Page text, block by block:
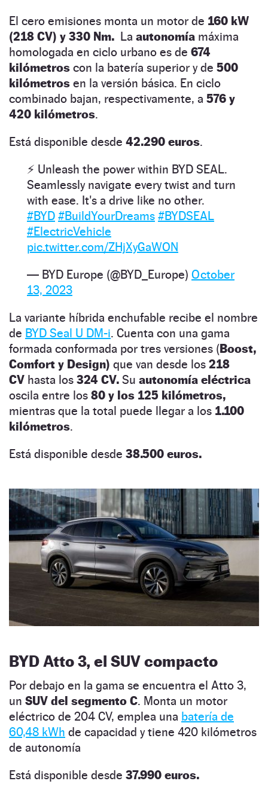
El cero emisiones monta un motor de 160 kW
(218 CV) y 330 Nm. La autonomía máxima
homologada en ciclo urbano es de 674
kilómetros con la batería superior y de 500
kilómetros en la versión básica. En ciclo
combinado bajan, respectivamente, a 576 y
420 kilómetros.
Está disponible desde 42.290 euros.
⚡ Unleash the power within BYD SEAL.
Seamlessly navigate every twist and turn
with ease. It's a drive like no other.
#BYD #BuildYourDreams #BYDSEAL
#ElectricVehicle
pic.twitter.com/ZHjXyGaWON
— BYD Europe (@BYD_Europe) October
13, 2023
La variante híbrida enchufable recibe el nombre
de BYD Seal U DM-i. Cuenta con una gama
formada conformada por tres versiones (Boost,
Comfort y Design) que van desde los 218
CV hasta los 324 CV. Su autonomía eléctrica
oscila entre los 80 y los 125 kilómetros,
mientras que la total puede llegar a los 1.100
kilómetros.
Está disponible desde 38.500 euros.
BYD Atto 3, el SUV compacto
Por debajo en la gama se encuentra el Atto 3,
un SUV del segmento C. Monta un motor
eléctrico de 204 CV, emplea una batería de
60,48 kWh de capacidad y tiene 420 kilómetros
de autonomía
Está disponible desde 37.990 euros.